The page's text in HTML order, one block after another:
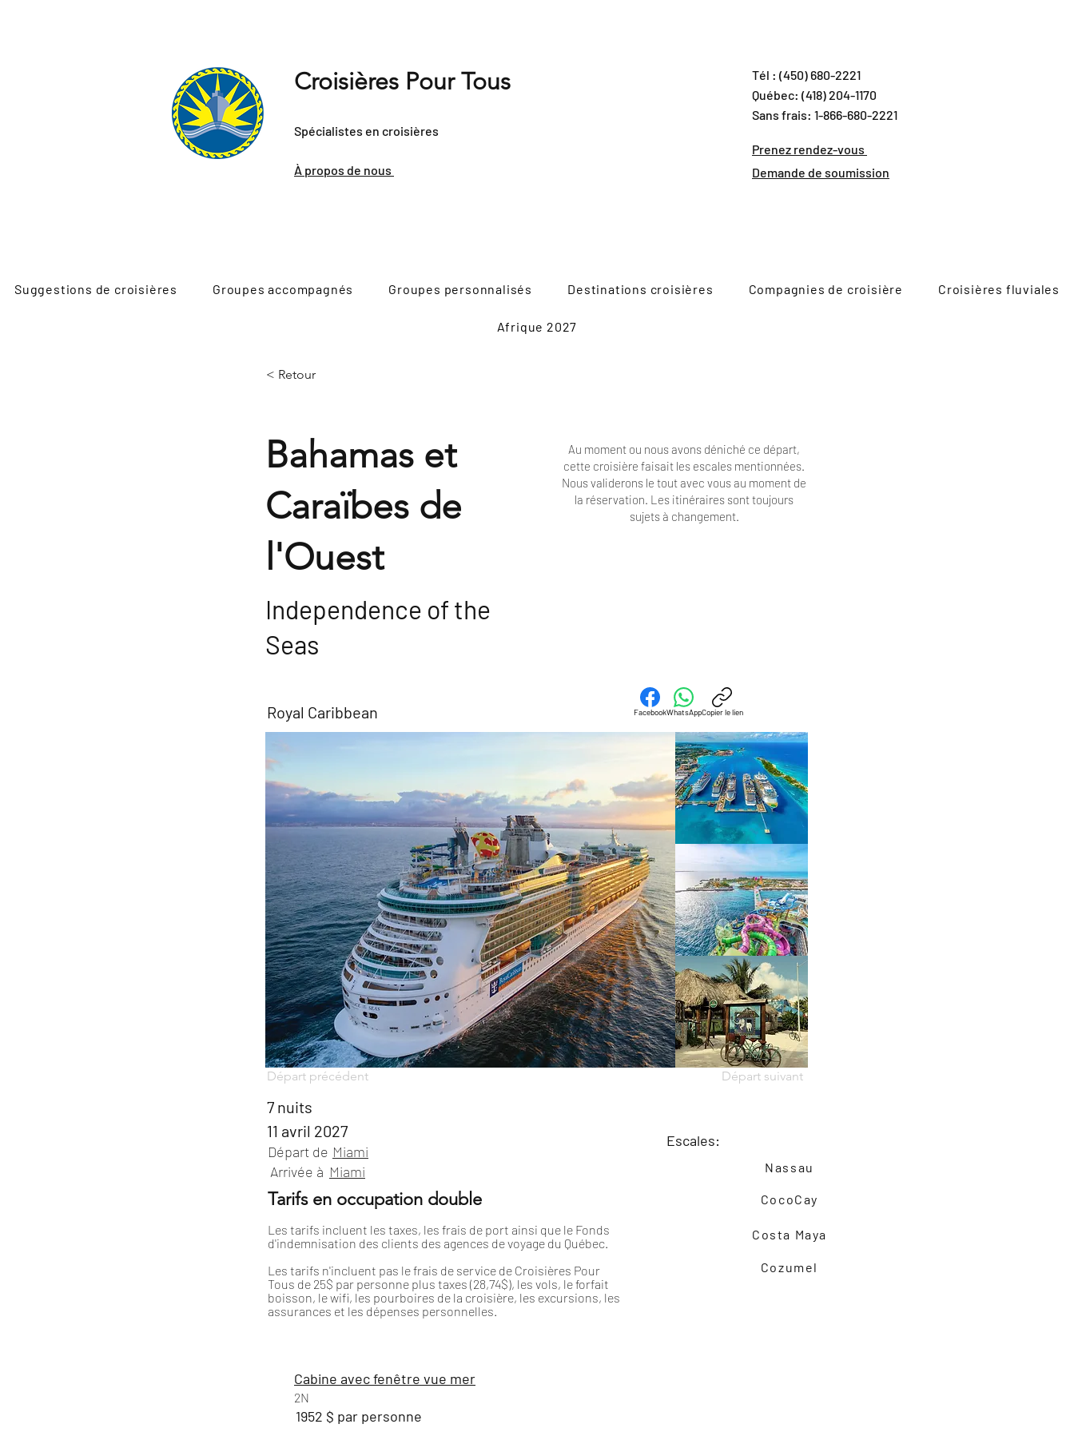
Croisières Pour Tous
Spécialistes en croisières
À propos de nous
Tél : (450) 680-2221
Québec: (418) 204-1170
Sans frais: 1-866-680-2221
Prenez rendez-vous
Demande de soumission
Suggestions de croisières Groupes accompagnés Groupes personnalisés Destinations croisières Compagnies de croisière Croisières fluviales
Afrique 2027
< Retour
Bahamas et
Caraïbes de
l'Ouest
Au moment ou nous avons déniché ce départ,
cette croisière faisait les escales mentionnées.
Nous validerons le tout avec vous au moment de
la réservation. Les itinéraires sont toujours
sujets à changement.
Independence of the
Seas
Royal Caribbean FacebookWhatsAppCopier le lien
Départ précédent
7 nuits
Départ suivant
11 avril 2027 Escales:
Départ de
Arrivée à
Miami
Tarifs en occupation double CocoCay
Nassau
Miami
Les tarifs incluent les taxes, les frais de port ainsi que le Fonds
d'indemnisation des clients des agences de voyage du Québec.
Les tarifs n'incluent pas le frais de service de Croisières Pour
Tous de 25$ par personne plus taxes (28,74$), les vols, le forfait
boisson, le wifi, les pourboires de la croisière, les excursions, les
assurances et les dépenses personnelles.
Costa Maya
Cozumel
Cabine avec fenêtre vue mer
2N
1952 $ par personne